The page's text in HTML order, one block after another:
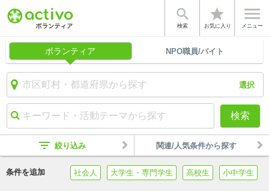

検索
star
お気に入り

メニュー
ボランティア NPO職員/バイト
選択
検索
filter_list 絞り込み 関連/人気条件から探す
条件を追加 社会人 大学生・専門学生 高校生 小中学生